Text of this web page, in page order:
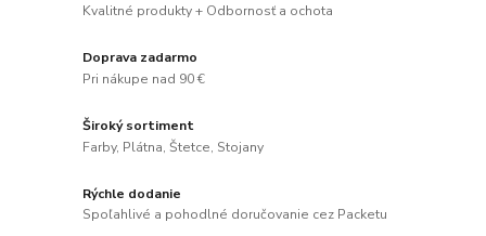
Kvalitné produkty + Odbornosť a ochota
Doprava zadarmo
Pri nákupe nad 90 €
Široký sortiment
Farby, Plátna, Štetce, Stojany
Rýchle dodanie
Spoľahlivé a pohodlné doručovanie cez Packetu